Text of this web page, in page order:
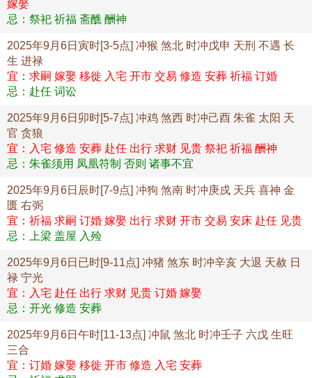
嫁娶
忌：祭祀 祈福 斋醮 酬神
2025年9月6日寅时[3-5点] 冲猴 煞北 时冲戊申 天刑 不遇 长
生 进禄
宜：求嗣 嫁娶 移徙 入宅 开市 交易 修造 安葬 祈福 订婚
忌：赴任 词讼
2025年9月6日卯时[5-7点] 冲鸡 煞西 时冲己酉 朱雀 太阳 天
官 贪狼
宜：入宅 修造 安葬 赴任 出行 求财 见贵 祭祀 祈福 酬神
忌：朱雀须用 凤凰符制 否则 诸事不宜
2025年9月6日辰时[7-9点] 冲狗 煞南 时冲庚戍 天兵 喜神 金
匮 右弼
宜：祈福 求嗣 订婚 嫁娶 出行 求财 开市 交易 安床 赴任 见贵
忌：上梁 盖屋 入殓
2025年9月6日已时[9-11点] 冲猪 煞东 时冲辛亥 大退 天赦 日
禄 宁光
宜：入宅 赴任 出行 求财 见贵 订婚 嫁娶
忌：开光 修造 安葬
2025年9月6日午时[11-13点] 冲鼠 煞北 时冲壬子 六戊 生旺
三合
宜：订婚 嫁娶 移徙 开市 修造 入宅 安葬